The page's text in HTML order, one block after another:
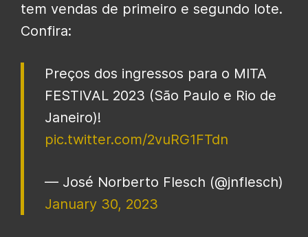
tem vendas de primeiro e segundo lote.
Confira:
Preços dos ingressos para o MITA
FESTIVAL 2023 (São Paulo e Rio de
Janeiro)!
pic.twitter.com/2vuRG1FTdn
— José Norberto Flesch (@jnflesch)
January 30, 2023